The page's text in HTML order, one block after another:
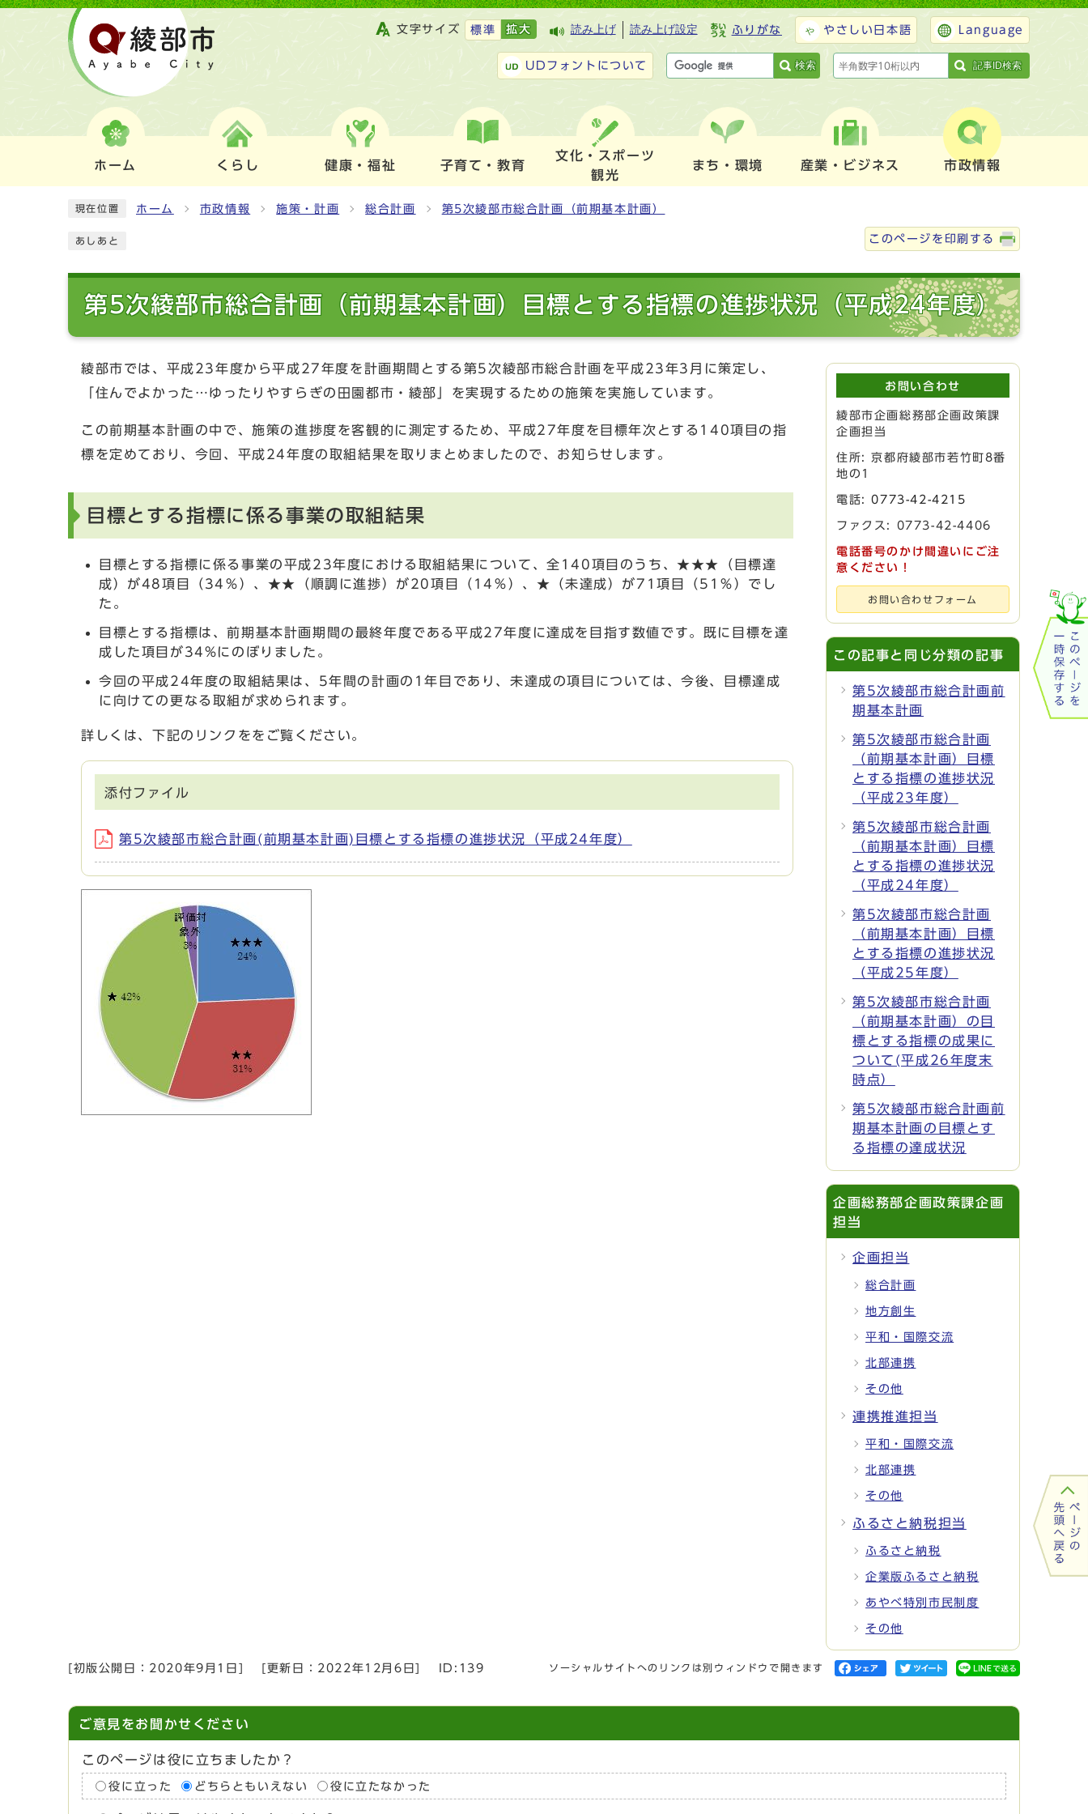
文字サイズ 標準 拡大 読み上げ 読み上げ設定 ふりがな やさしい日本語 Language
UDフォントについて 検索 記事ID検索
ホーム くらし 健康・福祉 子育て・教育
文化・スポーツ
観光
まち・環境 産業・ビジネス 市政情報
現在位置 ホーム 市政情報 施策・計画 総合計画 第5次綾部市総合計画（前期基本計画）
あしあと このページを印刷する
第5次綾部市総合計画（前期基本計画）目標とする指標の進捗状況（平成24年度）
綾部市では、平成23年度から平成27年度を計画期間とする第5次綾部市総合計画を平成23年3月に策定し、
「住んでよかった…ゆったりやすらぎの田園都市・綾部」を実現するための施策を実施しています。
この前期基本計画の中で、施策の進捗度を客観的に測定するため、平成27年度を目標年次とする140項目の指
標を定めており、今回、平成24年度の取組結果を取りまとめましたので、お知らせします。
目標とする指標に係る事業の取組結果
目標とする指標に係る事業の平成23年度における取組結果について、全140項目のうち、★★★（目標達
成）が48項目（34％）、★★（順調に進捗）が20項目（14％）、★（未達成）が71項目（51％）でし
た。
目標とする指標は、前期基本計画期間の最終年度である平成27年度に達成を目指す数値です。既に目標を達
成した項目が34%にのぼりました。
今回の平成24年度の取組結果は、5年間の計画の1年目であり、未達成の項目については、今後、目標達成
に向けての更なる取組が求められます。
詳しくは、下記のリンクををご覧ください。
添付ファイル
第5次綾部市総合計画(前期基本計画)目標とする指標の進捗状況（平成24年度）
お問い合わせ
綾部市企画総務部企画政策課
企画担当
住所: 京都府綾部市若竹町8番
地の1
電話:0773-42-4215
ファクス: 0773-42-4406
電話番号のかけ間違いにご注
意ください！
お問い合わせフォーム
この記事と同じ分類の記事
第5次綾部市総合計画前
期基本計画
第5次綾部市総合計画
（前期基本計画）目標
とする指標の進捗状況
（平成23年度）
第5次綾部市総合計画
（前期基本計画）目標
とする指標の進捗状況
（平成24年度）
第5次綾部市総合計画
（前期基本計画）目標
とする指標の進捗状況
（平成25年度）
第5次綾部市総合計画
（前期基本計画）の目
標とする指標の成果に
ついて(平成26年度末
時点）
第5次綾部市総合計画前
期基本計画の目標とす
る指標の達成状況
企画総務部企画政策課企画
担当
企画担当
総合計画
地方創生
平和・国際交流
北部連携
その他
連携推進担当
平和・国際交流
北部連携
その他
ふるさと納税担当
ふるさと納税
企業版ふるさと納税
あやべ特別市民制度
その他
[初版公開日： 2020年9月1日 [更新日： 2022年12月6日 ID:139 ソーシャルサイトへのリンクは別ウィンドウで開きます
ご意見をお聞かせください
このページは役に立ちましたか？
役に立った どちらともいえない 役に立たなかった